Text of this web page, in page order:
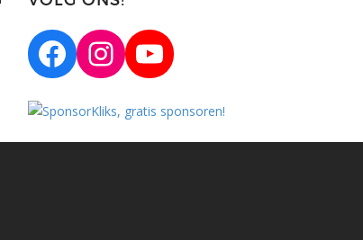
Facebook
Instagram
YouTube